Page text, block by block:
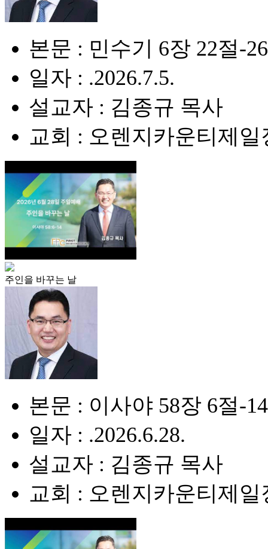
본문 : 민수기 6장 22절-
일자 : .2026.7.5.
설교자 : 김종규 목사
교회 : 오렌지카운티제일
주인을 바꾸는 날
본문 : 이사야 58장 6절-
일자 : .2026.6.28.
설교자 : 김종규 목사
교회 : 오렌지카운티제일